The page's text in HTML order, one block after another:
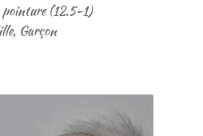
(12.5-1)
Garçon